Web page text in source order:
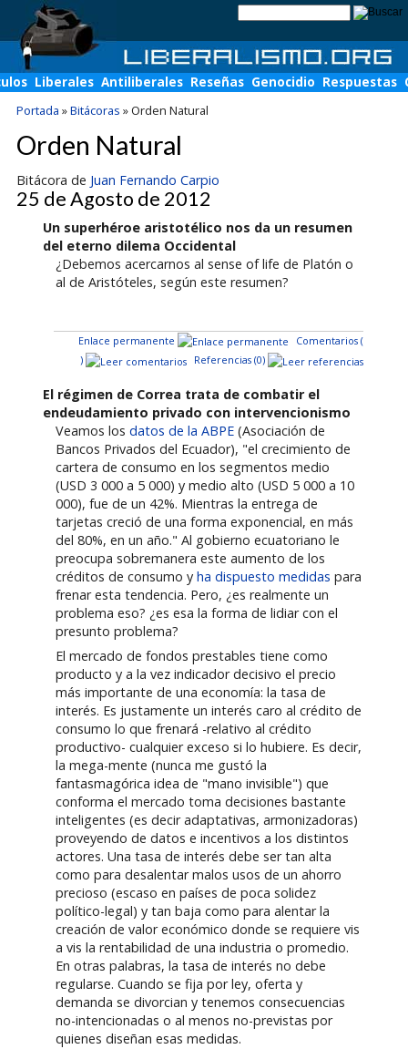
Liberales Antiliberales Reseñas Genocidio Respuestas
Portada »Bitácoras »Orden Natural
Orden Natural
Bitácora de Juan Fernando Carpio
25 de Agosto de 2012
Un superhéroe aristotélico nos da un resumen
del eterno dilema Occidental
¿Debemos acercarnos al sense of life de Platón o
al de Aristóteles, según este resumen?
Enlace permanente
Comentarios (
)
Referencias (0)
El régimen de Correa trata de combatir el
endeudamiento privado con intervencionismo
Veamos losdatos de la ABPE (Asociación de
Bancos Privados del Ecuador), "el crecimiento de
cartera de consumo en los segmentos medio
(USD 3 000 a 5 000) y medio alto (USD 5 000 a 10
000), fue de un 42%. Mientras la entrega de
tarjetas creció de una forma exponencial, en más
del 80%, en un año." Al gobierno ecuatoriano le
preocupa sobremanera este aumento de los
créditos de consumo yha dispuesto medidas para
frenar esta tendencia. Pero, ¿es realmente un
problema eso? ¿es esa la forma de lidiar con el
presunto problema?
El mercado de fondos prestables tiene como
producto y a la vez indicador decisivo el precio
más importante de una economía: la tasa de
interés. Es justamente un interés caro al crédito de
consumo lo que frenará -relativo al crédito
productivo- cualquier exceso si lo hubiere. Es decir,
la mega-mente (nunca me gustó la
fantasmagórica idea de "mano invisible") que
conforma el mercado toma decisiones bastante
inteligentes (es decir adaptativas, armonizadoras)
proveyendo de datos e incentivos a los distintos
actores. Una tasa de interés debe ser tan alta
como para desalentar malos usos de un ahorro
precioso (escaso en países de poca solidez
político-legal) y tan baja como para alentar la
creación de valor económico donde se requiere vis
a vis la rentabilidad de una industria o promedio.
En otras palabras, la tasa de interés no debe
regularse. Cuando se fija por ley, oferta y
demanda se divorcian y tenemos consecuencias
no-intencionadas o al menos no-previstas por
quienes diseñan esas medidas.